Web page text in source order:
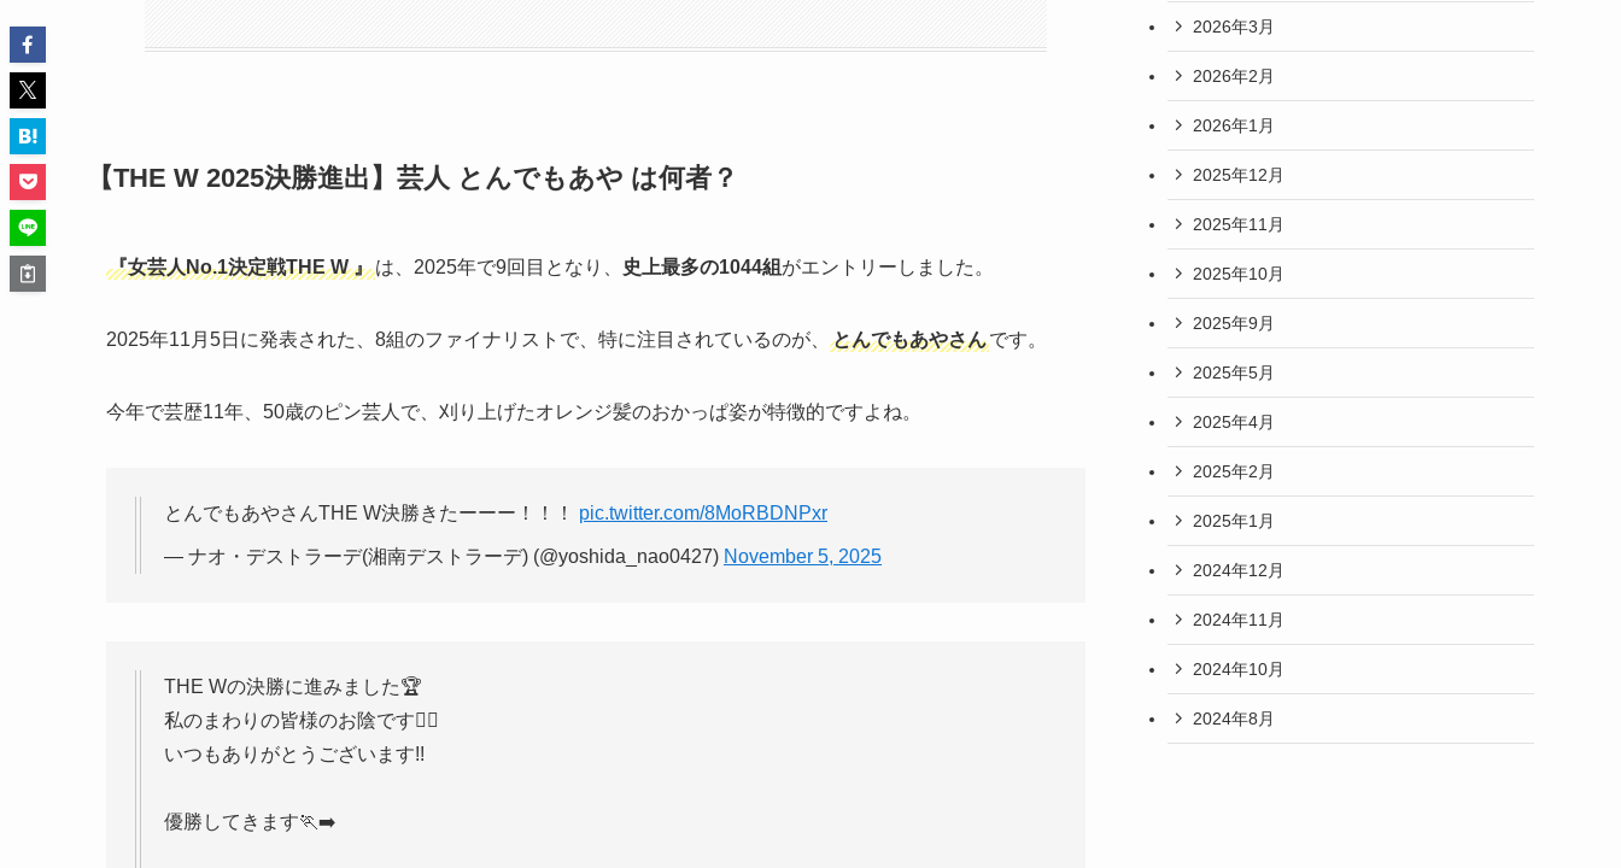
【THE W 2025決勝進出】芸人 とんでもあや は何者？
『女芸人No.1決定戦THE W 』は、2025年で9回目となり、 史上最多の1044組 がエントリーしました。
2025年11月5日に発表された、8組のファイナリストで、特に注目されているのが、 とんでもあやさんです。
今年で芸歴11年、50歳のピン芸人で、刈り上げたオレンジ髪のおかっぱ姿が特徴的ですよね。
とんでもあやさんTHE W決勝きたーーー！！！ pic.twitter.com/8MoRBDNPxr
— ナオ・デストラーデ(湘南デストラーデ) (@yoshida_nao0427) November 5, 2025
THE Wの決勝に進みました🏆
私のまわりの皆様のお陰です🙇‍♀️
いつもありがとうございます!!
優勝してきます🏃‍➡️
2026年3月
2026年2月
2026年1月
2025年12月
2025年11月
2025年10月
2025年9月
2025年5月
2025年4月
2025年2月
2025年1月
2024年12月
2024年11月
2024年10月
2024年8月